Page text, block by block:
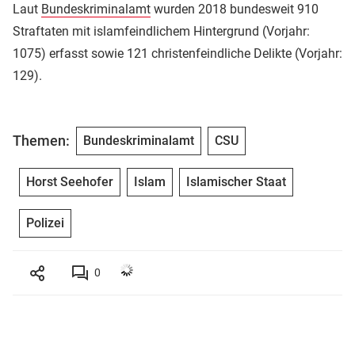
Laut Bundeskriminalamt wurden 2018 bundesweit 910
Straftaten mit islamfeindlichem Hintergrund (Vorjahr:
1075) erfasst sowie 121 christenfeindliche Delikte (Vorjahr:
129).
Themen: Bundeskriminalamt CSU
Horst Seehofer Islam Islamischer Staat
Polizei
0